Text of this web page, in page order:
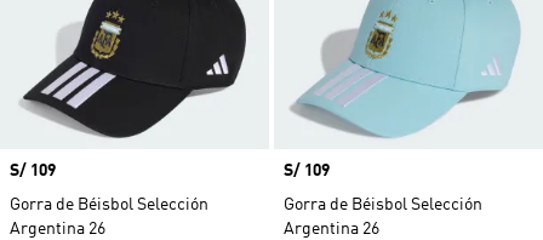
Precio
S/ 109
Gorra de Béisbol Selección
Argentina 26
Precio
S/ 109
Gorra de Béisbol Selección
Argentina 26